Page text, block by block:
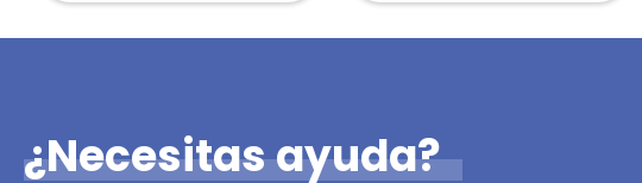
¿Necesitas ayuda?